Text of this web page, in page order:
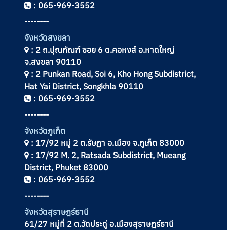
: 065-969-3552
--------
จังหวัดสงขลา
: 2 ถ.ปุณกัณฑ์ ซอย 6 ต.คอหงส์ อ.หาดใหญ่
จ.สงขลา 90110
: 2 Punkan Road, Soi 6, Kho Hong Subdistrict,
Hat Yai District, Songkhla 90110
: 065-969-3552
--------
จังหวัดภูเก็ต
: 17/92 หมู่ 2 ต.รัษฏา อ.เมือง จ.ภูเก็ต 83000
: 17/92 M. 2, Ratsada Subdistrict, Mueang
District, Phuket 83000
: 065-969-3552
--------
จังหวัดสุราษฎร์ธานี
61/27 หมู่ที่ 2 ต.วัดประดู่ อ.เมืองสุราษฎร์ธานี